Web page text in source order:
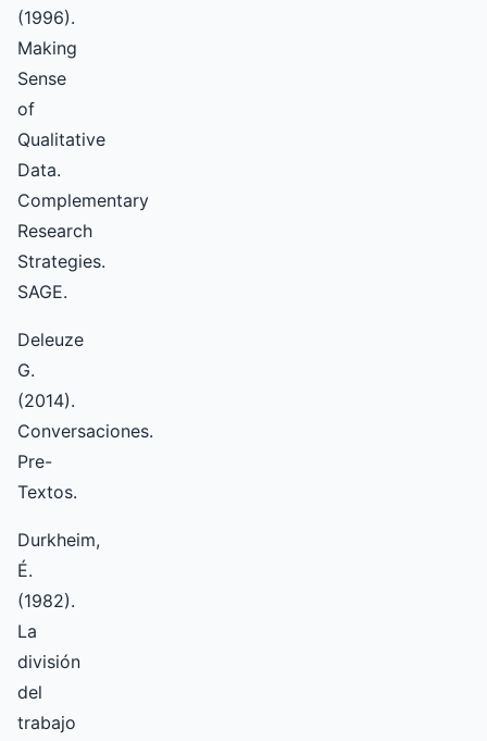
(1996).
Making
Sense
of
Qualitative
Data.
Complementary
Research
Strategies.
SAGE.
Deleuze
G.
(2014).
Conversaciones.
Pre-
Textos.
Durkheim,
É.
(1982).
La
división
del
trabajo